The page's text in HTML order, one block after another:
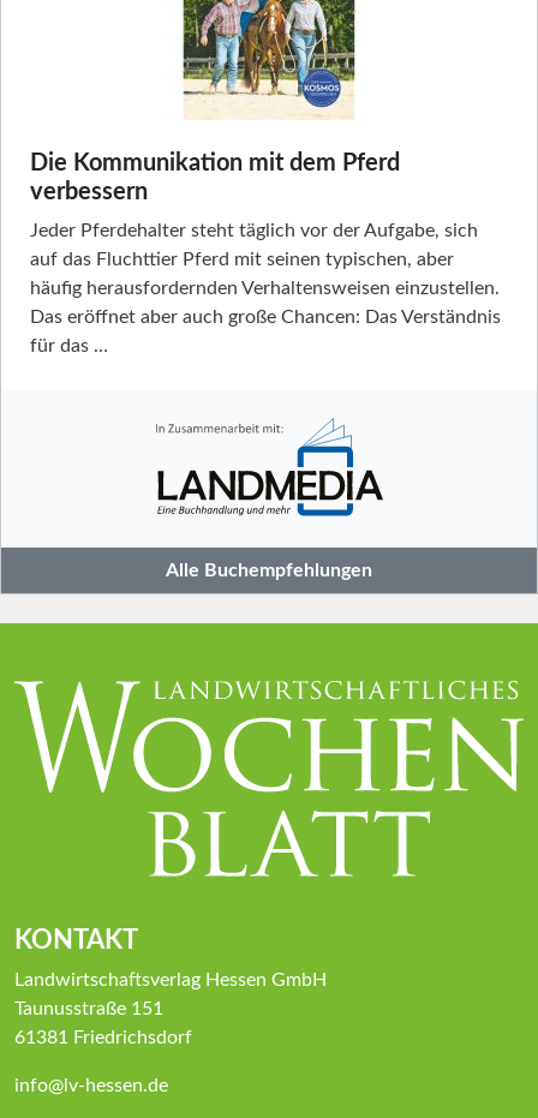
Die Kommunikation mit dem Pferd
verbessern
Jeder Pferdehalter steht täglich vor der Aufgabe, sich
auf das Fluchttier Pferd mit seinen typischen, aber
häufig herausfordernden Verhaltensweisen einzustellen.
Das eröffnet aber auch große Chancen: Das Verständnis
für das …
Alle Buchempfehlungen
KONTAKT
Landwirtschaftsverlag Hessen GmbH
Taunusstraße 151
61381 Friedrichsdorf
info@lv-hessen.de